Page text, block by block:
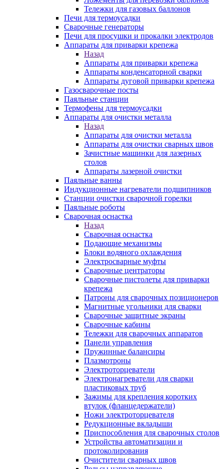
Тележки для газовых баллонов
Печи для термоусадки
Сварочные генераторы
Печи для просушки и прокалки электродов
Аппараты для приварки крепежа
Назад
Аппараты для приварки крепежа
Аппараты конденсаторной сварки
Аппараты дуговой приварки крепежа
Газосварочные посты
Паяльные станции
Термофены для термоусадки
Аппараты для очистки металла
Назад
Аппараты для очистки металла
Аппараты для очистки сварных швов
Зачистные машинки для лазерных
столов
Аппараты лазерной очистки
Паяльные ванны
Индукционные нагреватели подшипников
Станции очистки сварочной горелки
Паяльные роботы
Сварочная оснастка
Назад
Сварочная оснастка
Подающие механизмы
Блоки водяного охлаждения
Электросварные муфты
Сварочные центраторы
Сварочные пистолеты для приварки
крепежа
Патроны для сварочных позиционеров
Магнитные угольники для сварки
Сварочные защитные экраны
Сварочные кабины
Тележки для сварочных аппаратов
Панели управления
Пружинные балансиры
Плазмотроны
Электроторцеватели
Электронагреватели для сварки
пластиковых труб
Зажимы для крепления коротких
втулок (фланцедержатели)
Ножи электроторцевателя
Редукционные вкладыши
Приспособления для сварочных столов
Устройства автоматизации и
протоколирования
Очистители сварных швов